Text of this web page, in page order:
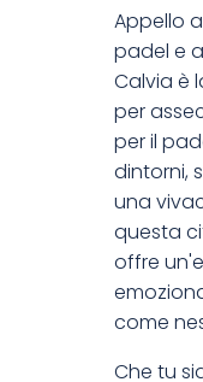
Appello
padel e
Calvia è
per
per il
dintorni,
una
questa
offre
come
Che tu